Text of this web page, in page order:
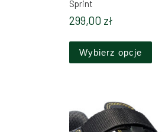
Sprint
299,00 zł
Wybierz opcje